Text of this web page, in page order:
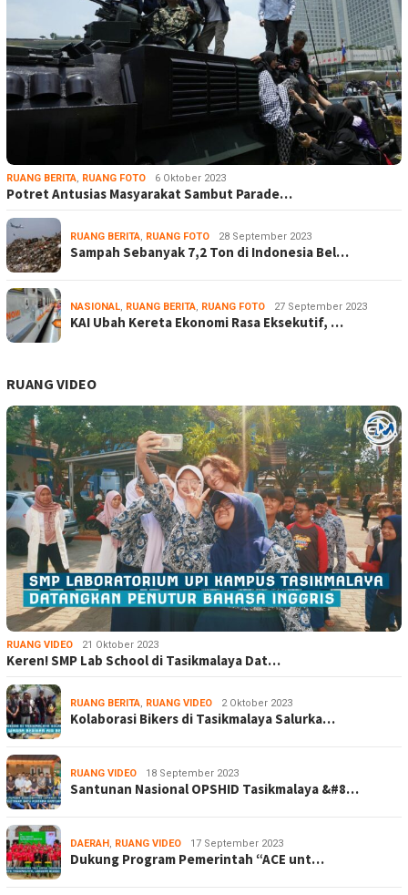
RUANG BERITA, RUANG FOTO 6 Oktober 2023
Potret Antusias Masyarakat Sambut Parade…
RUANG BERITA, RUANG FOTO 28 September 2023
Sampah Sebanyak 7,2 Ton di Indonesia Bel…
NASIONAL, RUANG BERITA, RUANG FOTO 27 September 2023
KAI Ubah Kereta Ekonomi Rasa Eksekutif, …
RUANG VIDEO
RUANG VIDEO 21 Oktober 2023
Keren! SMP Lab School di Tasikmalaya Dat…
RUANG BERITA, RUANG VIDEO 2 Oktober 2023
Kolaborasi Bikers di Tasikmalaya Salurka…
RUANG VIDEO 18 September 2023
Santunan Nasional OPSHID Tasikmalaya &#8…
DAERAH, RUANG VIDEO 17 September 2023
Dukung Program Pemerintah “ACE unt…